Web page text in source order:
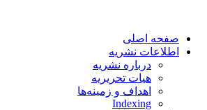
صفحه اصلی
اطلاعات نشریه
درباره نشریه
هیات تحریریه
اهداف و زمینه‌ها
Indexing